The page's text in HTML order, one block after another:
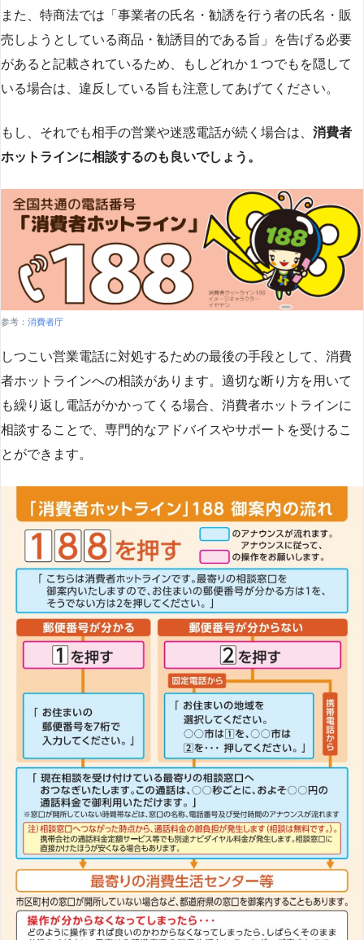
また、特商法では「事業者の氏名・勧誘を行う者の氏名・販
売しようとしている商品・勧誘目的である旨」を告げる必要
があると記載されているため、もしどれか１つでもを隠して
いる場合は、違反している旨も注意してあげてください。
もし、それでも相手の営業や迷惑電話が続く場合は、 消費者
ホットラインに相談するのも良いでしょう。
参考： 消費者庁
しつこい営業電話に対処するための最後の手段として、消費
者ホットラインへの相談があります。適切な断り方を用いて
も繰り返し電話がかかってくる場合、消費者ホットラインに
相談することで、専門的なアドバイスやサポートを受けるこ
とができます​​。